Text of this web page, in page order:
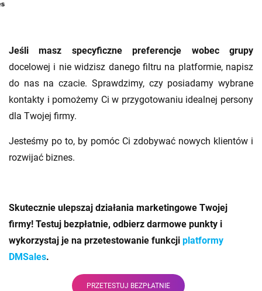
Jeśli masz specyficzne preferencje wobec grupy
docelowej i nie widzisz danego filtru na platformie, napisz
do nas na czacie. Sprawdzimy, czy posiadamy wybrane
kontakty i pomożemy Ci w przygotowaniu idealnej persony
dla Twojej firmy.
Jesteśmy po to, by pomóc Ci zdobywać nowych klientów i
rozwijać biznes.
Skutecznie ulepszaj działania marketingowe Twojej
firmy! Testuj bezpłatnie, odbierz darmowe punkty i
wykorzystaj je na przetestowanie funkcji platformy
DMSales.
PRZETESTUJ BEZPŁATNIE